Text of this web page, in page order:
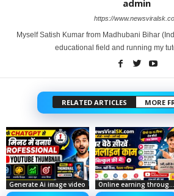
admin
https://
Myself Satish Kumar from Madhubani Bihar
educational field and running my
RELATED ARTICLES MORE
Generate Ai image video Online earning through social media